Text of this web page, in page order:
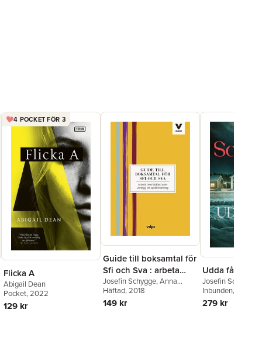
4 POCKET FÖR 3
Flicka A
Abigail Dean
Pocket, 2022
129 kr
Guide till boksamtal för
Sfi och Sva : arbeta
med lättläst som
verktyg för
språkinlärning
Josefin Schygge,Anna
Dahlström
Häftad, 2018
149 kr
Udda fågel
Josefin Schygge
Inbunden, 2026
279 kr